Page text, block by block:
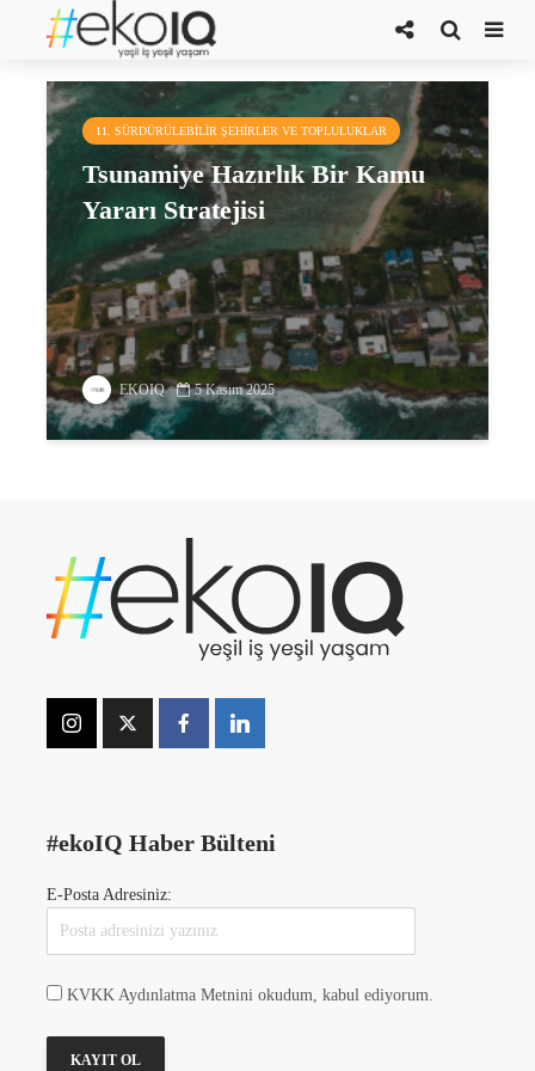
kıyı riskleri
11. SÜRDÜRÜLEBILIR ŞEHIRLER VE TOPLULUKLAR
Tsunamiye Hazırlık Bir Kamu
Yararı Stratejisi
EKOIQ 5 Kasım 2025
#ekoIQ Haber Bülteni
E-Posta Adresiniz:
KVKK Aydınlatma Metnini okudum, kabul ediyorum.